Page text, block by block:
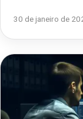
30 de janeiro de